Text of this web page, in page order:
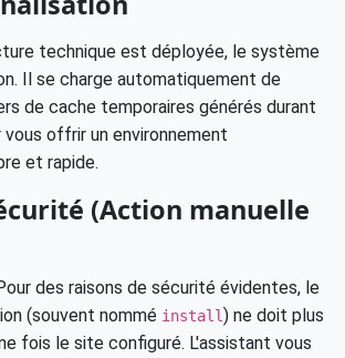
technique est déployée, le système
Il se charge automatiquement de
de cache temporaires générés durant
offrir un environnement
et rapide.
(Action manuelle
des raisons de sécurité évidentes, le
(souvent nommé install) ne doit plus
fois le site configuré. L'assistant vous